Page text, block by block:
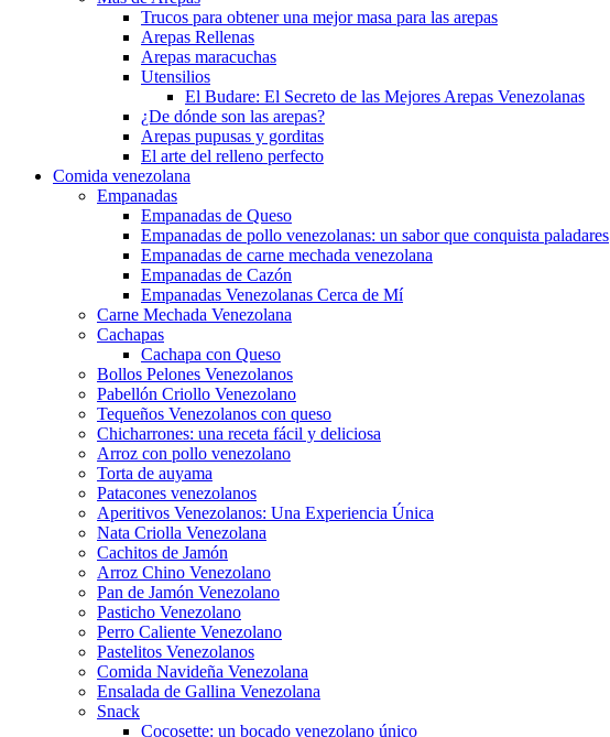
Trucos para obtener una mejor masa para las arepas
Arepas Rellenas
Arepas maracuchas
Utensilios
El Budare: El Secreto de las Mejores Arepas Venezolanas
¿De dónde son las arepas?
Arepas pupusas y gorditas
El arte del relleno perfecto
Comida venezolana
Empanadas
Empanadas de Queso
Empanadas de pollo venezolanas: un sabor que conquista paladares
Empanadas de carne mechada venezolana
Empanadas de Cazón
Empanadas Venezolanas Cerca de Mí
Carne Mechada Venezolana
Cachapas
Cachapa con Queso
Bollos Pelones Venezolanos
Pabellón Criollo Venezolano
Tequeños Venezolanos con queso
Chicharrones: una receta fácil y deliciosa
Arroz con pollo venezolano
Torta de auyama
Patacones venezolanos
Aperitivos Venezolanos: Una Experiencia Única
Nata Criolla Venezolana
Cachitos de Jamón
Arroz Chino Venezolano
Pan de Jamón Venezolano
Pasticho Venezolano
Perro Caliente Venezolano
Pastelitos Venezolanos
Comida Navideña Venezolana
Ensalada de Gallina Venezolana
Snack
Cocosette: un bocado venezolano único